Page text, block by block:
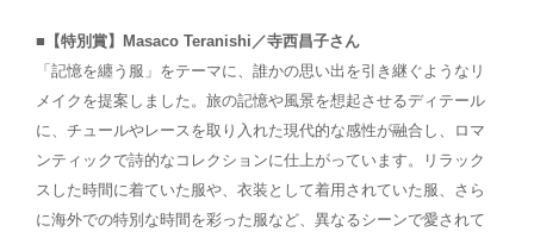
■【特別賞】Masaco Teranishi／寺西昌子さん
「記憶を纏う服」をテーマに、誰かの思い出を引き継ぐようなリ
メイクを提案しました。旅の記憶や風景を想起させるディテール
に、チュールやレースを取り入れた現代的な感性が融合し、ロマ
ンティックで詩的なコレクションに仕上がっています。リラック
スした時間に着ていた服や、衣装として着用されていた服、さら
に海外での特別な時間を彩った服など、異なるシーンで愛されて